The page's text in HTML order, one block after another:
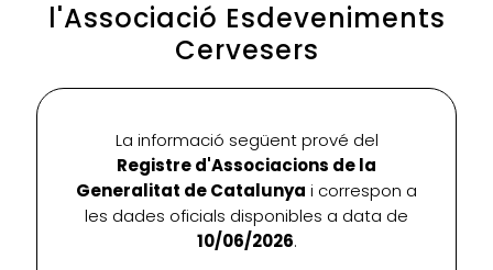
l'Associació Esdeveniments
Cervesers
La informació següent prové del
Registre d'Associacions de la
Generalitat de Catalunya i correspon a
les dades oficials disponibles a data de
10/06/2026.